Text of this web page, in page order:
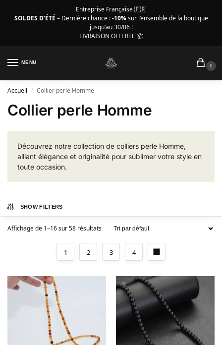
Entreprise Française 🇫🇷
SOLDES D’ÉTÉ – Dernière chance :-10%sur l’ensemble de la boutique
jusqu’au 30/06 !
LIVRAISON OFFERTE 📦
MENU
0
Accueil / Collier perle Homme
Collier perle Homme
Découvrez notre collection de colliers perle Homme,
alliant élégance et originalité pour sublimer votre style en
toute occasion.
SHOW FILTERS
Affichage de 1–16 sur 58 résultats
1 2 3 4